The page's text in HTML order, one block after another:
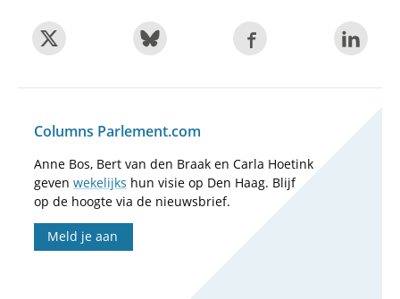
Columns Parlement.com
Anne Bos, Bert van den Braak en Carla Hoetink
geven wekelijks hun visie op Den Haag. Blijf
op de hoogte via de nieuwsbrief.
Meld je aan